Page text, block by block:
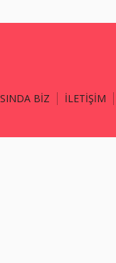
BİZ İLETİŞİM